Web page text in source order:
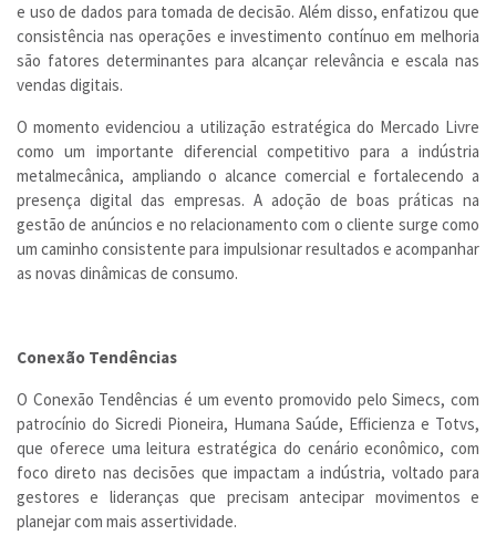
e uso de dados para tomada de decisão. Além disso, enfatizou que
consistência nas operações e investimento contínuo em melhoria
são fatores determinantes para alcançar relevância e escala nas
vendas digitais.
O momento evidenciou a utilização estratégica do Mercado Livre
como um importante diferencial competitivo para a indústria
metalmecânica, ampliando o alcance comercial e fortalecendo a
presença digital das empresas. A adoção de boas práticas na
gestão de anúncios e no relacionamento com o cliente surge como
um caminho consistente para impulsionar resultados e acompanhar
as novas dinâmicas de consumo.
Conexão Tendências
O Conexão Tendências é um evento promovido pelo Simecs, com
patrocínio do Sicredi Pioneira, Humana Saúde, Efficienza e Totvs,
que oferece uma leitura estratégica do cenário econômico, com
foco direto nas decisões que impactam a indústria, voltado para
gestores e lideranças que precisam antecipar movimentos e
planejar com mais assertividade.